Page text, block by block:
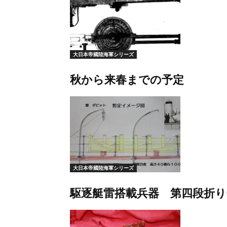
大日本帝國陸海軍シリーズ
秋から来春までの予定
大日本帝國陸海軍シリーズ
駆逐艇雷搭載兵器 第四段折